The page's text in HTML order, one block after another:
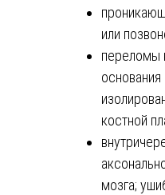
или
переломы
костной
мозга;